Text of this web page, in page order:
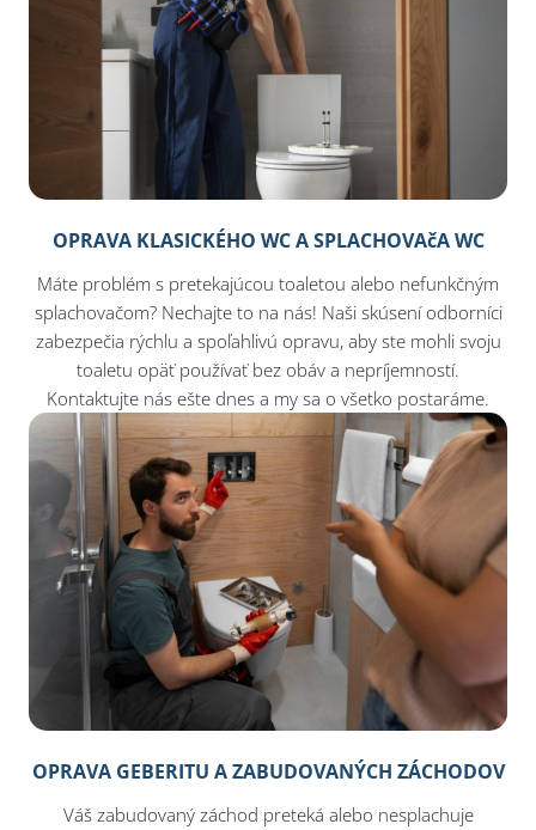
OPRAVA KLASICKÉHO WC A SPLACHOVAčA WC
Máte problém s pretekajúcou toaletou alebo nefunkčným
splachovačom? Nechajte to na nás! Naši skúsení odborníci
zabezpečia rýchlu a spoľahlivú opravu, aby ste mohli svoju
toaletu opäť používať bez obáv a nepríjemností.
Kontaktujte nás ešte dnes a my sa o všetko postaráme.
OPRAVA GEBERITU A ZABUDOVANÝCH ZÁCHODOV
Váš zabudovaný záchod preteká alebo nesplachuje